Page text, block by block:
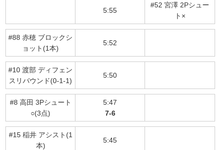
5:55
#52 宮澤 2Pシュー
ト×
#88 赤穂 ブロックシ
ョット(1本)
5:52
#10 渡部 ディフェン
スリバウンド(0-1-1)
5:50
#8 高田 3Pシュート
○(3点)
5:47
7-6
#15 稲井 アシスト(1
本)
5:45